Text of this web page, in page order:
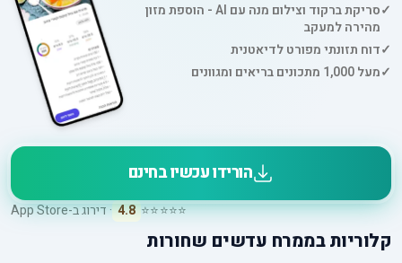
✓
סריקת ברקוד וצילום מנה עם AI - הוספת מזון
מהירה למעקב
✓דוח תזונתי מפורט לדיאטנית
✓מעל 1,000 מתכונים בריאים ומגוונים
הורידו עכשיו בחינם
⭐⭐⭐⭐⭐
4.8 · דירוג ב-App Store
קלוריותבממרח עדשים שחורות